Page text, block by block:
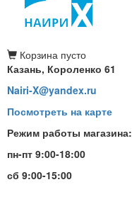
Корзина пусто
Казань, Короленко 61
Nairi-X@yandex.ru
Посмотреть на карте
Режим работы магазина:
пн-пт 9:00-18:00
сб 9:00-15:00